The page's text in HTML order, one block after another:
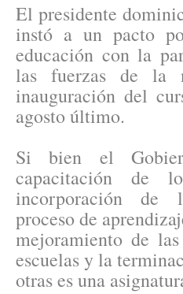
El presidente
instó a un pacto
educación con la
las fuerzas de la
inauguración del
agosto último.
Si bien el
capacitación de
incorporación de
proceso de
mejoramiento de
escuelas y la
otras es una